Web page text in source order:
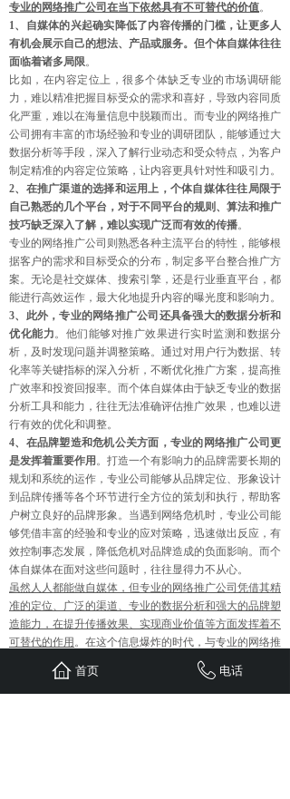
专业的网络推广公司在当下依然具有不可替代的价值。
1、自媒体的兴起确实降低了内容传播的门槛，让更多人
有机会展示自己的想法、产品或服务。但个体自媒体往往
面临着诸多局限。
比如，在内容定位上，很多个体缺乏专业的市场调研能
力，难以精准把握目标受众的需求和喜好，导致内容同质
化严重，难以在海量信息中脱颖而出。而专业的网络推广
公司拥有丰富的市场经验和专业的调研团队，能够通过大
数据分析等手段，深入了解行业动态和受众特点，为客户
制定精准的内容定位策略，让内容更具针对性和吸引力。
2、在推广渠道的选择和运用上，个体自媒体往往局限于
自己熟悉的几个平台，对于不同平台的规则、算法和推广
技巧缺乏深入了解，难以实现广泛而有效的传播。
专业的网络推广公司则熟悉各种主流平台的特性，能够根
据客户的需求和目标受众的分布，制定多平台整合推广方
案。无论是社交媒体、搜索引擎，还是行业垂直平台，都
能进行高效运作，最大化地提升内容的曝光度和影响力。
3、此外，专业的网络推广公司还具备强大的数据分析和
优化能力。他们能够对推广效果进行实时监测和数据分
析，及时发现问题并调整策略。通过对用户行为数据、转
化率等关键指标的深入分析，不断优化推广方案，提高推
广效率和投资回报率。而个体自媒体由于缺乏专业的数据
分析工具和能力，往往无法准确评估推广效果，也难以进
行有效的优化和调整。
4、在品牌塑造和危机公关方面，专业的网络推广公司更
是发挥着重要作用 。打造一个有影响力的品牌需要长期的
规划和系统的运作，专业公司能够从品牌定位、形象设计
到品牌传播等各个环节进行全方位的策划和执行，帮助客
户树立良好的品牌形象。当遇到网络危机时，专业公司能
够凭借丰富的经验和专业的应对策略，迅速做出反应，有
效控制事态发展，降低危机对品牌造成的负面影响。而个
体自媒体在面对这些问题时，往往显得力不从心。
虽然人人都能做自媒体，但专业的网络推广公司凭借其精
准的定位、广泛的渠道、专业的数据分析和强大的品牌塑
造能力，在提升传播效果、实现商业价值等方面发挥着不
可替代的作用 。在这个信息爆炸的时代，与专业的网络推
广公司合作，无疑是让自己的声音被更多人听到、让自己
的品牌更具影响力的明智选择。
首页 电话